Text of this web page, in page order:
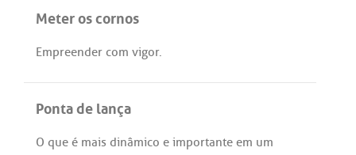
Meter os cornos
Empreender com vigor.
Ponta de lança
O que é mais dinâmico e importante em um